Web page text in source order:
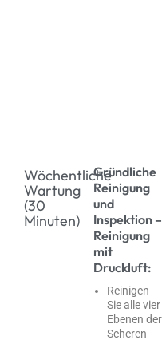
Wöchentliche
Wartung
(30
Minuten)
Gründliche
Reinigung
und
Inspektion –
Reinigung
mit
Druckluft:
Reinigen
Sie alle vier
Ebenen der
Scheren